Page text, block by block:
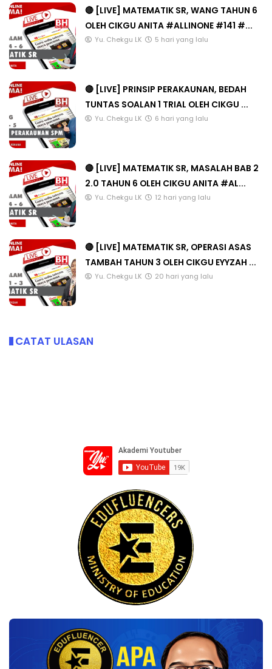
🔴 [LIVE] MATEMATIK SR, WANG TAHUN 6
OLEH CIKGU ANITA #ALLINONE #141 #...
Yu. Chekgu LK 5 hari yang lalu
🔴 [LIVE] PRINSIP PERAKAUNAN, BEDAH
TUNTAS SOALAN 1 TRIAL OLEH CIKGU ...
Yu. Chekgu LK 6 hari yang lalu
🔴 [LIVE] MATEMATIK SR, MASALAH BAB 2
2.0 TAHUN 6 OLEH CIKGU ANITA #AL...
Yu. Chekgu LK 12 hari yang lalu
🔴 [LIVE] MATEMATIK SR, OPERASI ASAS
TAMBAH TAHUN 3 OLEH CIKGU EYYZAH ...
Yu. Chekgu LK 20 hari yang lalu
CATAT ULASAN